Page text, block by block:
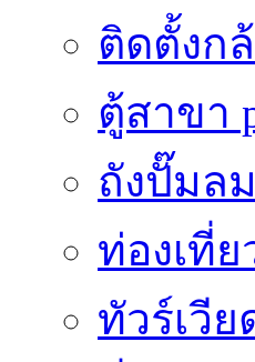
ติดตั้งก
ตู้สาขา
ถังปั๊มลม
ท่องเที่ย
ทัวร์เวี